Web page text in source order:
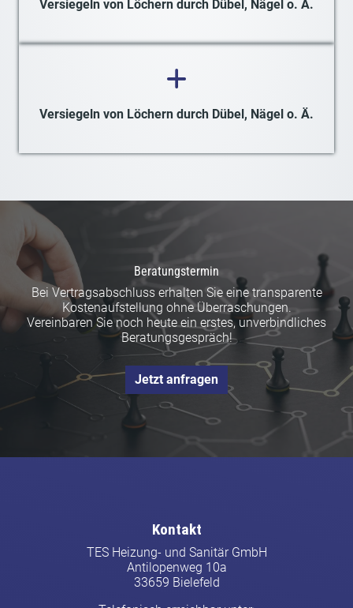
Versiegeln von Löchern durch Dübel, Nägel o. Ä.
Versiegeln von Löchern durch Dübel, Nägel o. Ä.
Beratungstermin
Bei Vertragsabschluss erhalten Sie eine transparente
Kostenaufstellung ohne Überraschungen.
Vereinbaren Sie noch heute ein erstes, unverbindliches
Beratungsgespräch!
Jetzt anfragen
Kontakt
TES Heizung- und Sanitär GmbH
Antilopenweg 10a
33659 Bielefeld